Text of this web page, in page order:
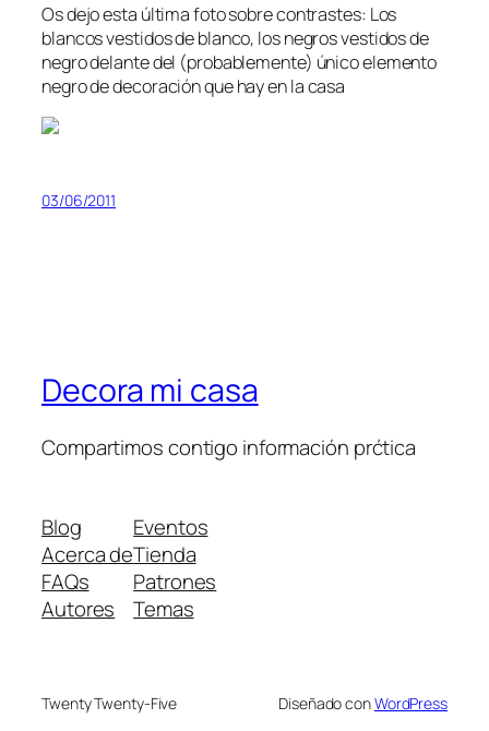
Os dejo esta última foto sobre contrastes: Los
blancos vestidos de blanco, los negros vestidos de
negro delante del (probablemente) único elemento
negro de decoración que hay en la casa
03/06/2011
Decora mi casa
Compartimos contigo información prćtica
Blog
Acerca de
FAQs
Autores
Eventos
Tienda
Patrones
Temas
Twenty Twenty-Five Diseñado conWordPress